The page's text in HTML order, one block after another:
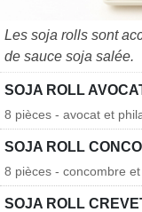
Les soja rolls sont
de sauce soja salée.
SOJA ROLL
8 pièces - avocat et
SOJA ROLL
8 pièces - concombre
SOJA ROLL